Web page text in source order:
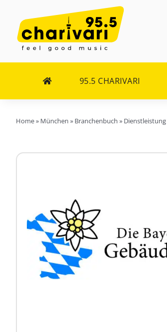
Inhalt
springen
95.5 CHARIVARI
Home» München » Branchenbuch » Dienstleistung